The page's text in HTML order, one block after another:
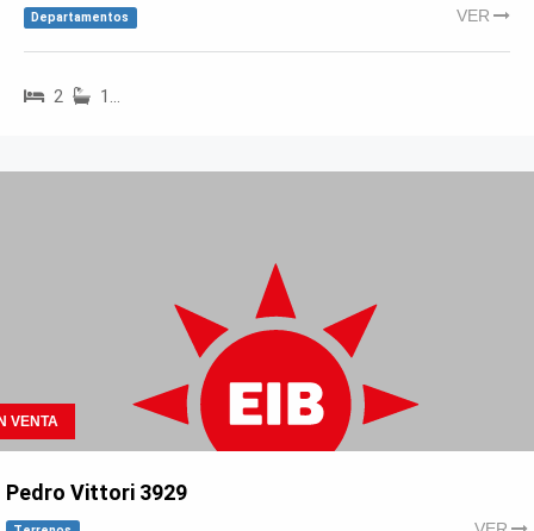
Departamentos VER
2 1…
VENTA
Pedro Vittori 3929